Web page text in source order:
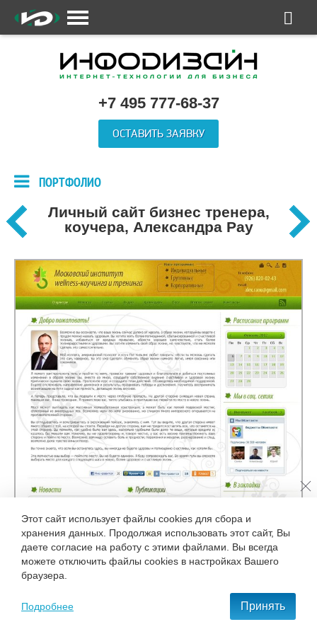
+7 495 777-68-37
ОСТАВИТЬ ЗАЯВКУ
ПОРТФОЛИО
Личный сайт бизнес тренера,
коучера, Александра Рау
Этот сайт использует файлы cookies для сбора и
хранения данных. Продолжая использовать этот сайт, Вы
даете согласие на работу с этими файлами. Вы всегда
можете отключить файлы cookies в настройках Вашего
браузера.
Подробнее Принять